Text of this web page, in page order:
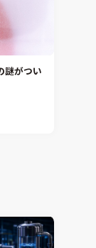
謎がつい